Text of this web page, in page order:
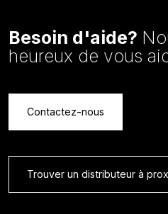
Besoin d'aide?
heureux de vous
Contactez-nous
Trouver un distributeur à